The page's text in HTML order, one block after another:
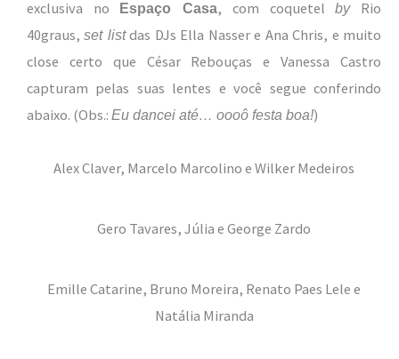
exclusiva no Espaço Casa, com coquetelbyRio
40graus,set listdas DJs Ella Nasser e Ana Chris, e muito
close certo que César Rebouças e Vanessa Castro
capturam pelas suas lentes e você segue conferindo
abaixo. (Obs.: Eu dancei até… oooô festa boa!)
Alex Claver, Marcelo Marcolino e Wilker Medeiros
Gero Tavares, Júlia e George Zardo
Emille Catarine, Bruno Moreira, Renato Paes Lele e
Natália Miranda